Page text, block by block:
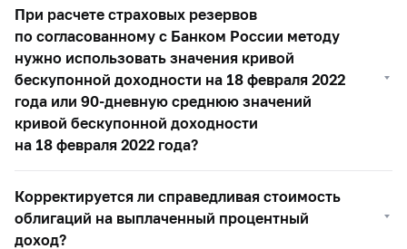
При расчете страховых резервов
по согласованному с Банком России методу
нужно использовать значения кривой
бескупонной доходности на 18 февраля 2022
года или 90-дневную среднюю значений
кривой бескупонной доходности
на 18 февраля 2022 года?
Корректируется ли справедливая стоимость
облигаций на выплаченный процентный
доход?